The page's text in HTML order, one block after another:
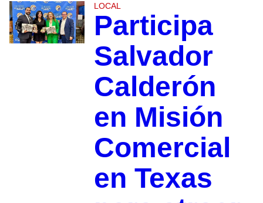
LOCAL
Participa
Salvador
Calderón
en Misión
Comercial
en Texas